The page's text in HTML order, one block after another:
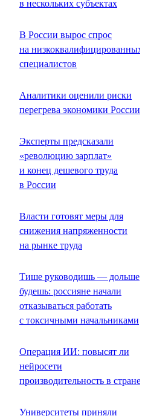
в нескольких субъектах
В России вырос спрос
на низкоквалифицированных
специалистов
Аналитики оценили риски
перегрева экономики России
Эксперты предсказали
«революцию зарплат»
и конец дешевого труда
в России
Власти готовят меры для
снижения напряженности
на рынке труда
Тише руководишь — дольше
будешь: россияне начали
отказываться работать
с токсичными начальниками
Операция ИИ: повысят ли
нейросети
производительность в стране
Университеты приняли